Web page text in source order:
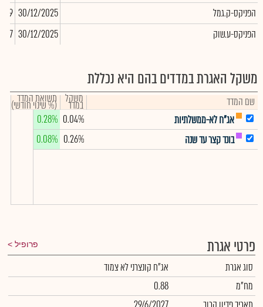
הפניקס-ק.גמל
30/12/2025
הפניקס-ע.שוק
30/12/2025
משקל האגרת במדדים בהם היא נכללת
שם המדד משקל
במדד תשואת המדד
(% שינוי חודשי)
אג"ח לא-ממשלתיות
0.04%
0.28%
בונד קצר עד שנה
0.26%
0.08%
פרטי אגרת פרופיל
סוג אגרת
אג"ח קונצרני לא צמוד
מח"מ
0.88